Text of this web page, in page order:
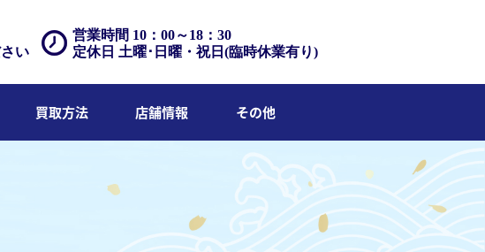
営業時間 10：00～18：30
定休日 土曜･日曜・祝日(臨時休業有り)
い
買取方法 店舗情報 その他